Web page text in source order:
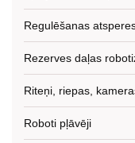
Regulēšanas
Rezerves daļas
Riteņi, riepas,
Roboti pļāvēji